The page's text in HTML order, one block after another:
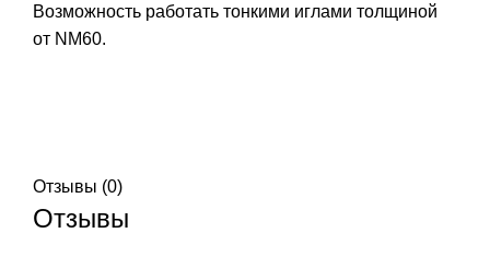
Возможность работать тонкими иглами толщиной
от NM60.
Отзывы (0)
Отзывы